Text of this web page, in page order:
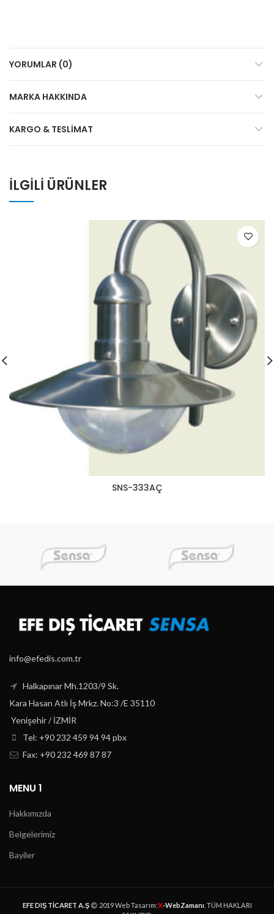
YORUMLAR (0)
MARKA HAKKINDA
KARGO & TESLIMAT
İLGILI ÜRÜNLER
SNS-333AÇ
info@efedis.com.tr
Halkapınar Mh.1203/9 Sk.
Kara Hasan Atlı İş Mrkz. No:3 /E 35110
Yenişehir / İZMİR
Tel: +90 232 459 94 94 pbx
Fax: +90 232 469 87 87
MENU 1
Hakkımızda
Belgelerimiz
Bayiler
EFE DIŞ TİCARET A.Ş 2019 Web Tasarım:X-WebZamanı. TÜM HAKLARI